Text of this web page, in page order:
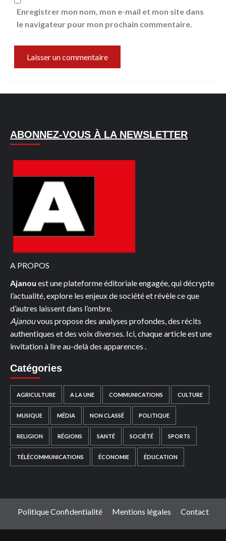
Enregistrer mon nom, mon e-mail et mon site dans
le navigateur pour mon prochain commentaire.
ABONNEZ-VOUS À LA NEWSLETTER
A PROPOS
Ajanou est une plateforme éditoriale engagée, qui décrypte
l’actualité, explore les enjeux de société et révèle ce que
d’autres laissent dans l’ombre.
Ajanouvous propose des analyses profondes, des récits
authentiques et des voix diverses. Ici, chaque article est une
invitation à lire au-delà des apparences .
Catégories
AGRICULTURE A LA UNE COMMUNICATIONS CULTURE
MUSIQUE MÉDIA NON CLASSÉ POLITIQUE
RELIGION RÉGIONS SANTÉ SOCIÉTÉ SPORTS
TÉLÉCOMMUNICATIONS ÉCONOMIE ÉDUCATION
Politique Confidentialité Mentions légales Contact